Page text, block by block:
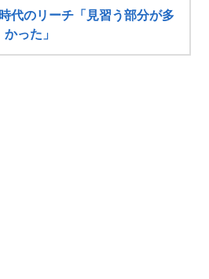
代のリーチ「見習う部分が多
かった」